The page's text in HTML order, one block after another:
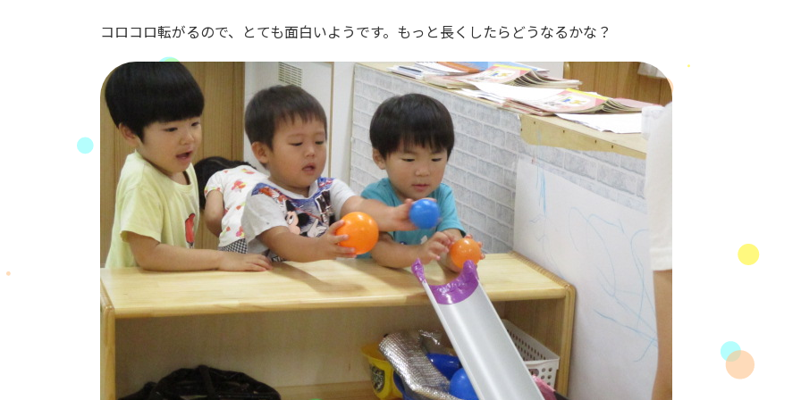
コロコロ転がるので、とても面白いようです。もっと長くしたらどうなるかな？